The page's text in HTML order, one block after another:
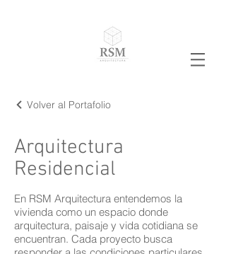
Volver al Portafolio
Arquitectura
Residencial
En RSM Arquitectura entendemos la
vivienda como un espacio donde
arquitectura, paisaje y vida cotidiana se
encuentran. Cada proyecto busca